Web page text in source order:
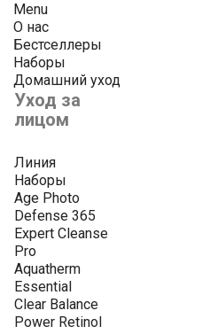
Menu
О нас
Бестселлеры
Наборы
Домашний уход
Уход за
лицом
Линия
Наборы
Age Photo
Defense 365
Expert Cleanse
Pro
Aquatherm
Essential
Clear Balance
Power Retinol